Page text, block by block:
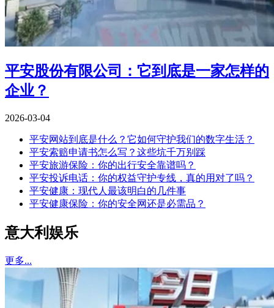
平安股份有限公司：它到底是一家怎样的
企业？
2026-03-04
平安网站到底是什么？它如何守护我们的数字生活？
平安索赔申请书怎么写？这些坑千万别踩
平安旅游保险：你的出行安全靠谱吗？
平安投诉电话：你的权益守护专线，真的用对了吗？
平安健康：现代人最该明白的几件事
平安健康保险：你的安全网还是必需品？
意大利娱乐
更多...